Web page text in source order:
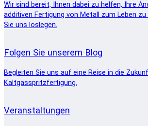
Wir sind bereit, Ihnen dabei zu helfen, Ihre
additiven Fertigung von Metall zum Leben zu
Sie uns loslegen.
Folgen Sie unserem Blog
Begleiten Sie uns auf eine Reise in die
Kaltgasspritzfertigung.
Veranstaltungen